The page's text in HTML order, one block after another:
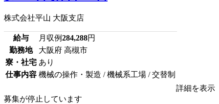
株式会社平山 大阪支店
給与 月収例284,288円
勤務地
大阪府 高槻市
寮・社宅 あり
仕事内容 機械の操作・製造 / 機械系工場 / 交替制
詳細を表示
募集が停止しています